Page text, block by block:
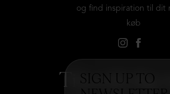
SIGN UP TO
og find inspiration til dit
køb
Tilmeld dig